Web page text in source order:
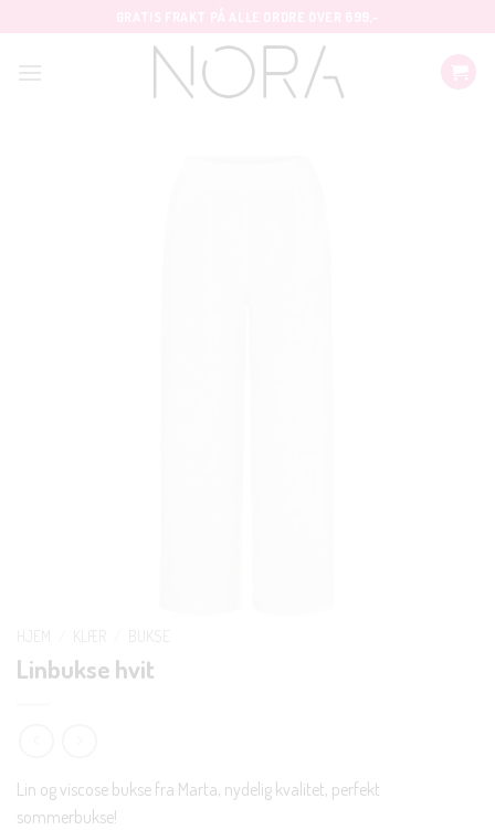
Linbukse hvit
Lin og viscose bukse fra Marta, nydelig kvalitet, perfekt
sommerbukse!